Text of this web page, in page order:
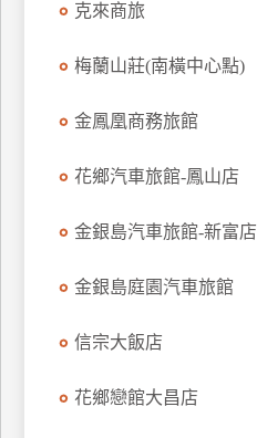
克來商旅
梅蘭山莊(南橫中心點)
金鳳凰商務旅館
花鄉汽車旅館-鳳山店
金銀島汽車旅館-新富店
金銀島庭園汽車旅館
信宗大飯店
花鄉戀館大昌店